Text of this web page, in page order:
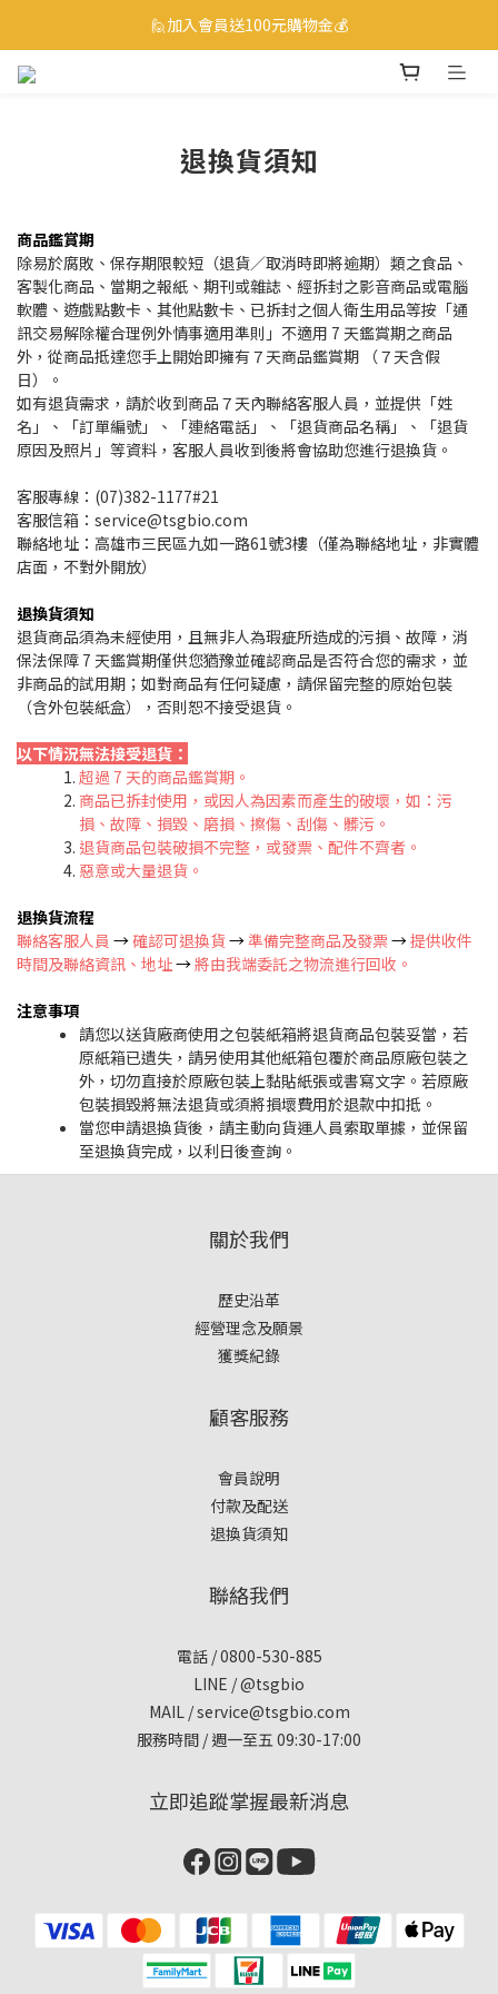
☎ 0800-530-885 訂購服務專線
🙋加入會員送100元購物金💰
退換貨須知
商品鑑賞期
除易於腐敗、保存期限較短（退貨／取消時即將逾期）類之食品、
客製化商品、當期之報紙、期刊或雜誌、經拆封之影音商品或電腦
軟體、遊戲點數卡、其他點數卡、已拆封之個人衛生用品等按「通
訊交易解除權合理例外情事適用準則」不適用 7 天鑑賞期之商品
外，從商品抵達您手上開始即擁有７天商品鑑賞期 （７天含假
日）。
如有退貨需求，請於收到商品７天內聯絡客服人員，並提供「姓
名」、「訂單編號」、「連絡電話」、「退貨商品名稱」、「退貨
原因及照片」等資料，客服人員收到後將會協助您進行退換貨。
客服專線：(07)382-1177#21
客服信箱：service@tsgbio.com
聯絡地址：高雄市三民區九如一路61號3樓（僅為聯絡地址，非實體
店面，不對外開放）
退換貨須知
退貨商品須為未經使用，且無非人為瑕疵所造成的污損、故障，消
保法保障 7 天鑑賞期僅供您猶豫並確認商品是否符合您的需求，並
非商品的試用期；如對商品有任何疑慮，請保留完整的原始包裝
（含外包裝紙盒），否則恕不接受退貨。
以下情況無法接受退貨：
超過 7 天的商品鑑賞期。
商品已拆封使用，或因人為因素而產生的破壞，如：污
損、故障、損毀、磨損、擦傷、刮傷、髒污。
退貨商品包裝破損不完整，或發票、配件不齊者。
惡意或大量退貨 。
退換貨流程
聯絡客服人員 → 確認可退換貨→準備完整商品及發票→提供收件
時間及聯絡資訊、地址→將由我端委託之物流進行回收。
注意事項
請您以送貨廠商使用之包裝紙箱將退貨商品包裝妥當，若
原紙箱已遺失，請另使用其他紙箱包覆於商品原廠包裝之
外，切勿直接於原廠包裝上黏貼紙張或書寫文字。若原廠
包裝損毀將無法退貨或須將損壞費用於退款中扣抵。
當您申請退換貨後，請主動向貨運人員索取單據，並保留
至退換貨完成，以利日後查詢。
關於我們
歷史沿革
經營理念及願景
獲獎紀錄
顧客服務
會員說明
付款及配送
退換貨須知
聯絡我們
電話 / 0800-530-885
LINE / @tsgbio
MAIL /service@tsgbio.com
服務時間 / 週一至五 09:30-17:00
立即追蹤掌握最新消息